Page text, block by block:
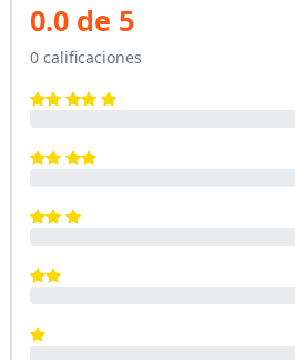
0.0 de 5
0 calificaciones